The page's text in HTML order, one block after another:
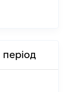
період